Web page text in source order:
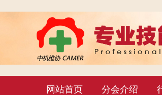
网站首页 分会介绍